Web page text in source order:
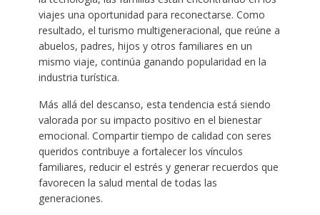
viajes una oportunidad para reconectarse. Como
resultado, el turismo multigeneracional, que reúne a
abuelos, padres, hijos y otros familiares en un
mismo viaje, continúa ganando popularidad en la
industria turística.
Más allá del descanso, esta tendencia está siendo
valorada por su impacto positivo en el bienestar
emocional. Compartir tiempo de calidad con seres
queridos contribuye a fortalecer los vínculos
familiares, reducir el estrés y generar recuerdos que
favorecen la salud mental de todas las
generaciones.